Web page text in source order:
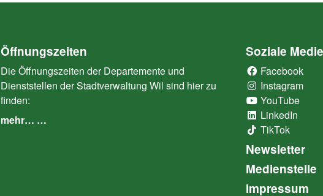
Öffnungszeiten
Die Öffnungszeiten der Departemente und
Dienststellen der Stadtverwaltung Wil sind hier zu
finden:
mehr… …
Soziale
Facebook
Instagram
YouTube
LinkedIn
TikTok
Newsletter
Medienstelle
Impressum